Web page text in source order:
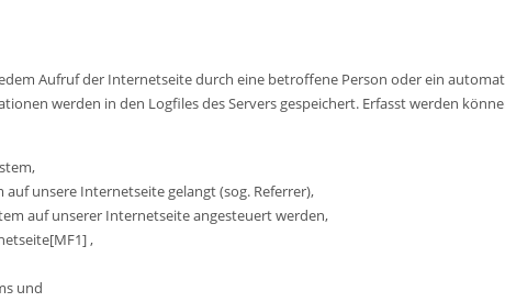
Aufruf der Internetseite durch eine betroffene Person oder ein
werden in den Logfiles des Servers gespeichert. Erfasst werden
unsere Internetseite gelangt (sog. Referrer),
auf unserer Internetseite angesteuert werden,
,
und